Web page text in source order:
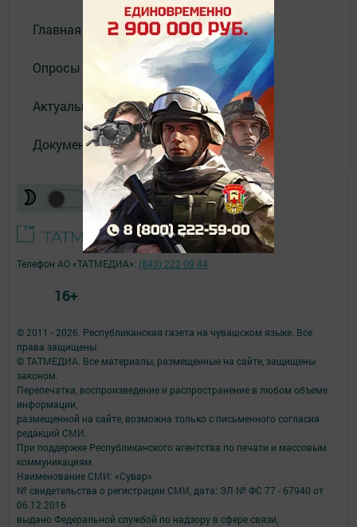
Главная
Опросы
Актуальное видео
Документы
© 2011 - 2026. Республиканская газета на чувашском языке. Все
права защищены.
© ТАТМЕДИА. Все материалы, размещенные на сайте, защищены
законом.
Перепечатка, воспроизведение и распространение в любом объеме
информации,
размещенной на сайте, возможна только с письменного согласия
редакций СМИ.
При поддержке Республиканского агентства по печати и массовым
коммуникациям.
Наименование СМИ: «Сувар»
№ свидетельства о регистрации СМИ, дата: ЭЛ № ФС 77 - 67940 от
06.12.2016
выдано Федеральной службой по надзору в сфере связи,
Телефон АО «ТАТМЕДИА»: (843) 222 09 84
16+